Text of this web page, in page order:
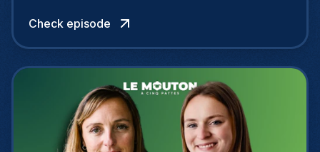
Check episode